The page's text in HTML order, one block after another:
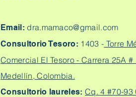
Email: dra.mamaco@gmail.com
Consultorio Tesoro: 1403 - Torre
Comercial El Tesoro - Carrera 25A #
Medellín, Colombia.
Consultorio laureles:Cq. 4 #70-93